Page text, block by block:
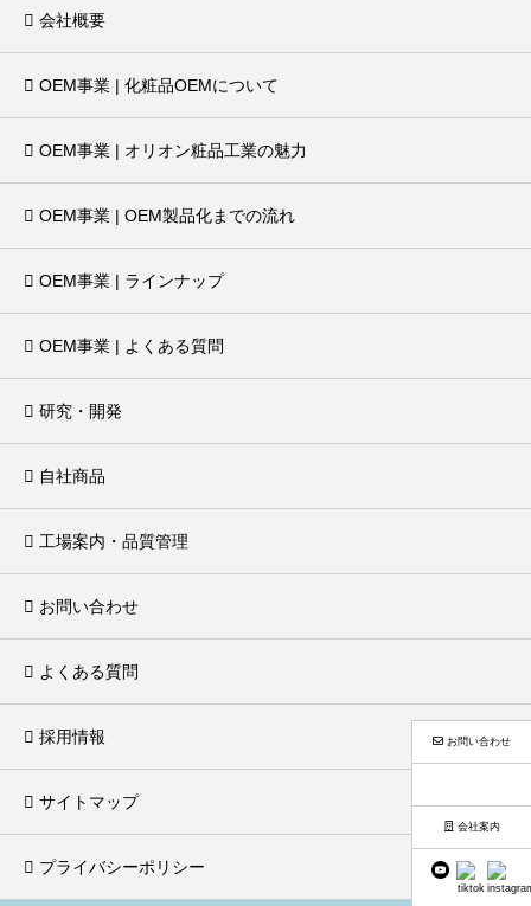
お問い合わせ
会社案内
会社概要
OEM事業 | 化粧品OEMについて
OEM事業 | オリオン粧品工業の魅力
OEM事業 | OEM製品化までの流れ
OEM事業 | ラインナップ
OEM事業 | よくある質問
研究・開発
自社商品
工場案内・品質管理
お問い合わせ
よくある質問
採用情報
サイトマップ
プライバシーポリシー